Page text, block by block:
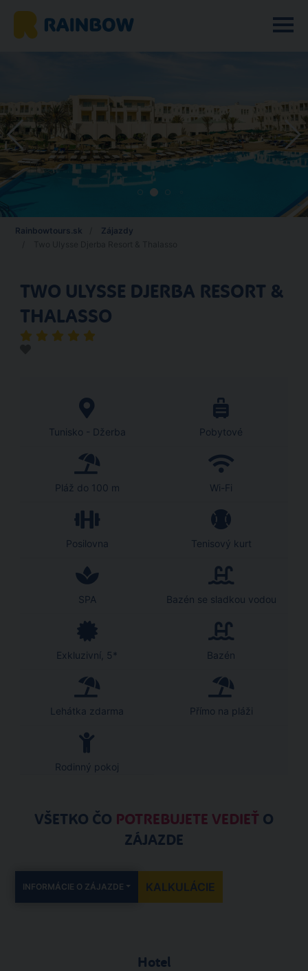
Rainbowtours.sk
Zájazdy
TWO ULYSSE DJERBA RESORT &
THALASSO
Tunisko - Džerba Pobytové
Pláž do 100 m Wi-Fi
Posilovna Tenisový kurt
SPA Bazén se sladkou vodou
Exkluzivní, 5* Bazén
Lehátka zdarma Přímo na pláži
Rodinný pokoj
VŠETKO ČO POTREBUJETE VEDIEŤ O
ZÁJAZDE
INFORMÁCIE O ZÁJAZDE KALKULÁCIE
Hotel